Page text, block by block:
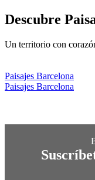
Descubre
Un territorio con
Paisajes Barcelona
Paisajes Barcelona